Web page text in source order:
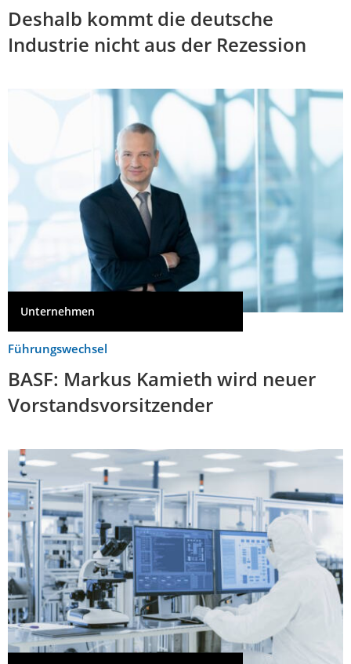
Deshalb kommt die deutsche
Industrie nicht aus der Rezession
Unternehmen
Führungswechsel
BASF: Markus Kamieth wird neuer
Vorstandsvorsitzender